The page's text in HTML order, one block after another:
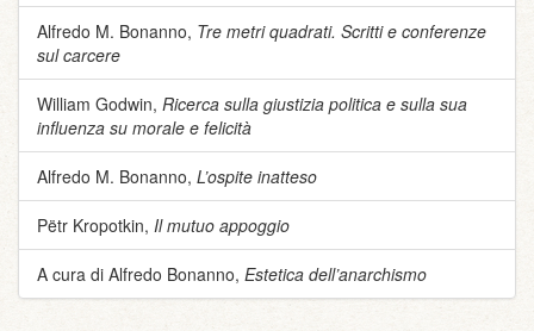
Alfredo M. Bonanno, Tre metri quadrati. Scritti e conferenze
sul carcere
William Godwin, Ricerca sulla giustizia politica e sulla sua
influenza su morale e felicità
Alfredo M. Bonanno, L’ospite inatteso
Pëtr Kropotkin, Il mutuo appoggio
A cura di Alfredo Bonanno, Estetica dell’anarchismo